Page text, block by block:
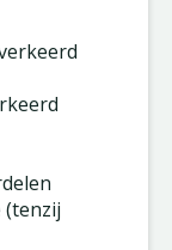
(tenzij